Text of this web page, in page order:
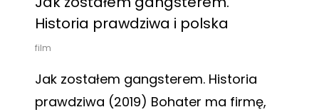
Historia prawdziwa i polska
film
Jak zostałem gangsterem. Historia
prawdziwa (2019) Bohater ma firmę,